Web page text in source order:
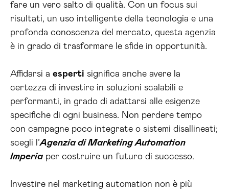
fare un vero salto di qualità. Con un focus sui
risultati, un uso intelligente della tecnologia e una
profonda conoscenza del mercato, questa agenzia
è in grado di trasformare le sfide in opportunità.
Affidarsi a esperti significa anche avere la
certezza di investire in soluzioni scalabili e
performanti, in grado di adattarsi alle esigenze
specifiche di ogni business. Non perdere tempo
con campagne poco integrate o sistemi disallineati;
scegli l’Agenzia di Marketing Automation
Imperiaper costruire un futuro di successo.
Investire nel marketing automation non è più